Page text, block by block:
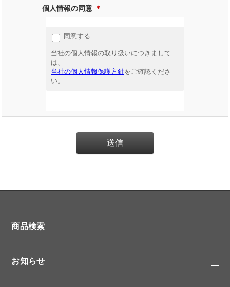
個人情報の同意 ＊
同意する
当社の個人情報の取り扱いにつきまして
は、
当社の個人情報保護方針をご確認くださ
い。
商品検索
タンパク質検索
お知らせ